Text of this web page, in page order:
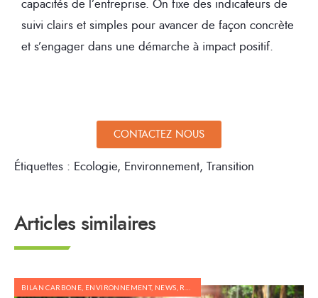
capacités de l’entreprise. On fixe des indicateurs de
suivi clairs et simples pour avancer de façon concrète
et s’engager dans une démarche à impact positif.
CONTACTEZ NOUS
Étiquettes : Ecologie, Environnement, Transition
Articles similaires
BILAN CARBONE ENVIRONNEMENT, NEWS RÉGLEMENTATION